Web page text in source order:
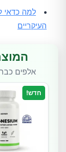
למה כדאי
העיקריים
אלפים
חדש!